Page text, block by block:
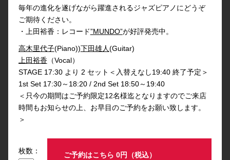
毎年の進化を遂げながら躍進されるジャズピアノにどうぞ
ご期待ください。
・上田裕香：レコード”MUNDO”が好評発売中。
高木里代子(Piano))下田雄人(Guitar)
上田裕香（Vocal）
STAGE 17:30 より 2 セット＜入替えなし19:40 終了予定＞
1st Set 17:30～18:20 / 2nd Set 18:50～19:40
＜只今の期間はご予約限定12名様迄となりますのでご来店
時間もお知らせの上、お早目のご予約をお願い致します。
＞
枚数： ご予約はこちら 0円（税込）